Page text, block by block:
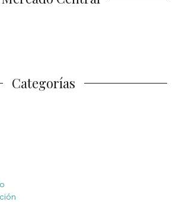
Categorías